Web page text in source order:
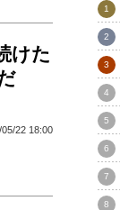
けた
22 18:00